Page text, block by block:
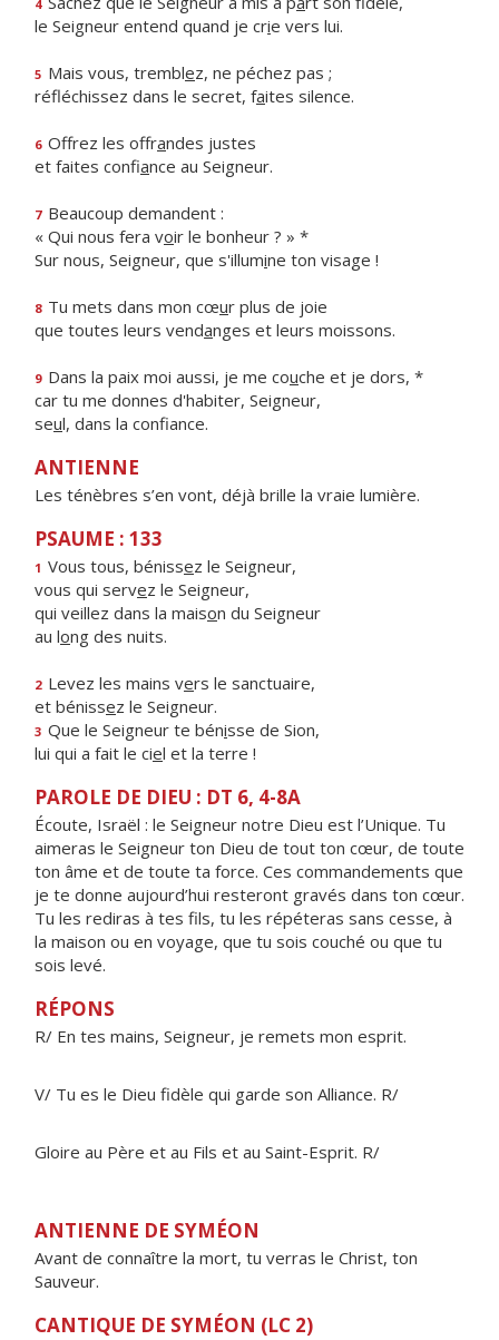
4
le Seigneur entend quand je crie vers lui.
5 Mais vous, tremblez, ne péchez pas ;
réfléchissez dans le secret, faites silence.
6 Offrez les offrandes justes
et faites confiance au Seigneur.
7 Beaucoup demandent :
« Qui nous fera voir le bonheur ? » *
Sur nous, Seigneur, que s'illumine ton visage !
8 Tu mets dans mon cœur plus de joie
que toutes leurs vendanges et leurs moissons.
9 Dans la paix moi aussi, je me couche et je dors, *
car tu me donnes d'habiter, Seigneur,
seul, dans la confiance.
ANTIENNE
Les ténèbres s’en vont, déjà brille la vraie lumière.
PSAUME : 133
1 Vous tous, bénissez le Seigneur,
vous qui servez le Seigneur,
qui veillez dans la maison du Seigneur
au long des nuits.
2 Levez les mains vers le sanctuaire,
et bénissez le Seigneur.
3 Que le Seigneur te bénisse de Sion,
lui qui a fait le ciel et la terre !
PAROLE DE DIEU : DT 6, 4-8A
Écoute, Israël : le Seigneur notre Dieu est l’Unique. Tu
aimeras le Seigneur ton Dieu de tout ton cœur, de toute
ton âme et de toute ta force. Ces commandements que
je te donne aujourd’hui resteront gravés dans ton cœur.
Tu les rediras à tes fils, tu les répéteras sans cesse, à
la maison ou en voyage, que tu sois couché ou que tu
sois levé.
RÉPONS
R/ En tes mains, Seigneur, je remets mon esprit.
V/ Tu es le Dieu fidèle qui garde son Alliance. R/
Gloire au Père et au Fils et au Saint-Esprit. R/
ANTIENNE DE SYMÉON
Avant de connaître la mort, tu verras le Christ, ton
Sauveur.
CANTIQUE DE SYMÉON (LC 2)